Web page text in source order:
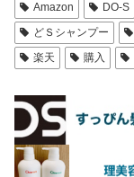
Amazon
DO-S
どＳシャンプー
楽天
購入